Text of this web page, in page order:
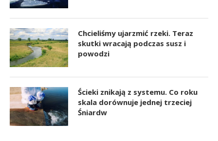
Chcieliśmy ujarzmić rzeki. Teraz
skutki wracają podczas susz i
powodzi
Ścieki znikają z systemu. Co roku
skala dorównuje jednej trzeciej
Śniardw